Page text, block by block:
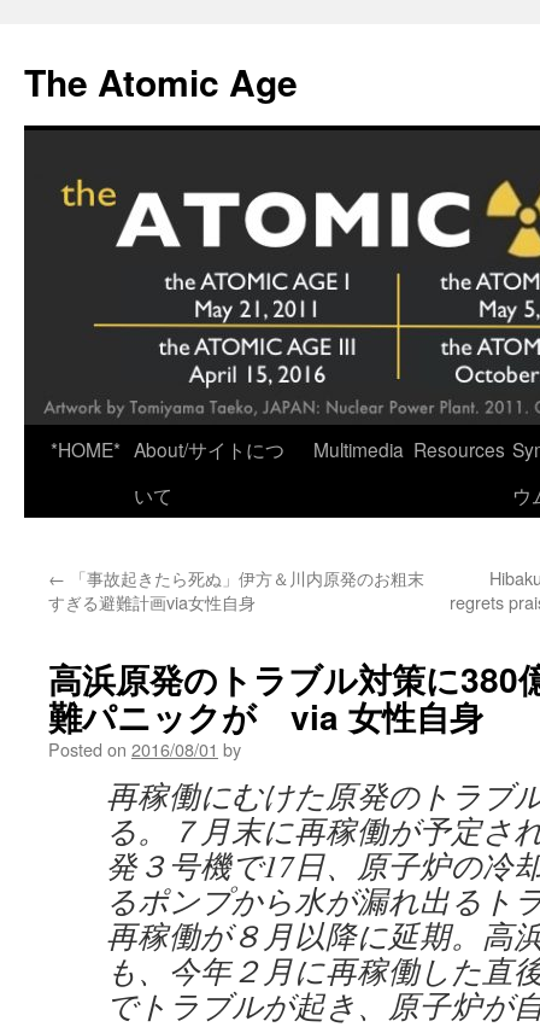
content
The Atomic Age
*HOME* About/サイトにつ
いて
Multimedia Resources
ウ
← 「事故起きたら死ぬ」伊方＆川内原発のお粗末
すぎる避難計画via女性自身
regrets
高浜原発のトラブル対策に380
難パニックが via 女性自身
Posted on 2016/08/01 by
再稼働にむけた原発のトラブ
る。７月末に再稼働が予定さ
発３号機で17日、原子炉の冷
るポンプから水が漏れ出るト
再稼働が８月以降に延期。高
も、今年２月に再稼働した直
でトラブルが起き、原子炉が